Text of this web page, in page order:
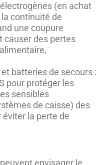
(en achat
continuité de
une coupure
causer des pertes
et batteries de secours :
pour protéger les
sensibles
de caisse) des
la perte de
envisager le